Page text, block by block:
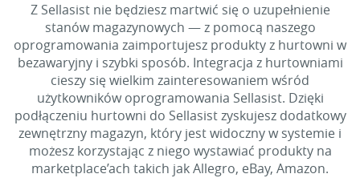
Z Sellasist nie będziesz martwić się o uzupełnienie
stanów magazynowych — z pomocą naszego
oprogramowania zaimportujesz produkty z hurtowni w
bezawaryjny i szybki sposób. Integracja z hurtowniami
cieszy się wielkim zainteresowaniem wśród
użytkowników oprogramowania Sellasist. Dzięki
podłączeniu hurtowni do Sellasist zyskujesz dodatkowy
zewnętrzny magazyn, który jest widoczny w systemie i
możesz korzystając z niego wystawiać produkty na
marketplace’ach takich jak Allegro, eBay, Amazon.